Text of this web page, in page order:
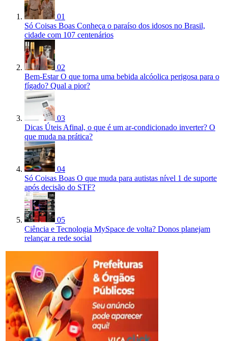
01
Só Coisas Boas Conheça o paraíso dos idosos no Brasil,
cidade com 107 centenários
02
Bem-Estar O que torna uma bebida alcóolica perigosa para o
fígado? Qual a pior?
03
Dicas Úteis Afinal, o que é um ar-condicionado inverter? O
que muda na prática?
04
Só Coisas Boas O que muda para autistas nível 1 de suporte
após decisão do STF?
05
Ciência e Tecnologia MySpace de volta? Donos planejam
relançar a rede social